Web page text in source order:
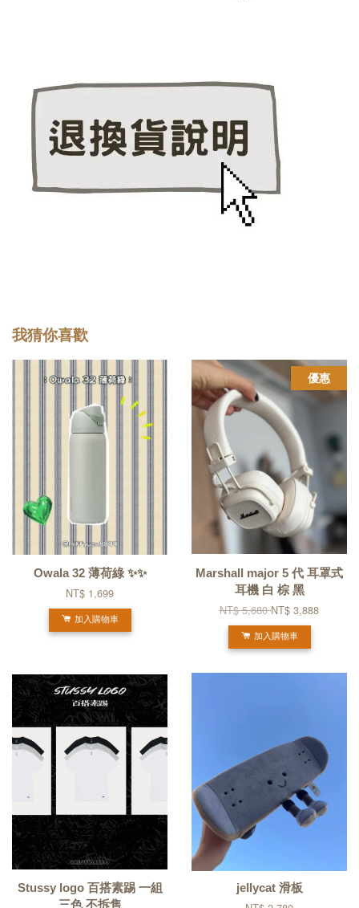
我猜你喜歡
Owala 32 薄荷綠 ✨✨
NT$ 1,699
加入購物車
優惠
Marshall major 5 代 耳罩式
耳機 白 棕 黑
NT$ 5,680NT$ 3,888
加入購物車
Stussy logo 百搭素踢 一組
三色 不拆售
jellycat 滑板